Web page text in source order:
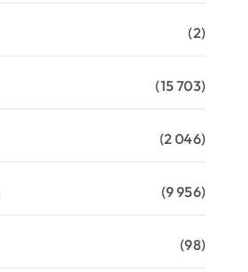
(2)
(15 703)
(2 046)
(9 956)
(98)